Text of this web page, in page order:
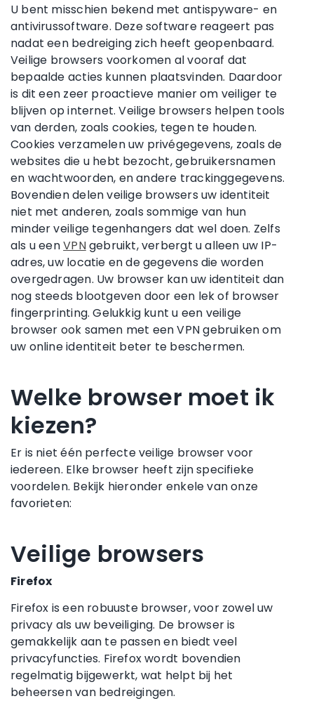
U bent misschien bekend met antispyware- en
antivirussoftware. Deze software reageert pas
nadat een bedreiging zich heeft geopenbaard.
Veilige browsers voorkomen al vooraf dat
bepaalde acties kunnen plaatsvinden. Daardoor
is dit een zeer proactieve manier om veiliger te
blijven op internet. Veilige browsers helpen tools
van derden, zoals cookies, tegen te houden.
Cookies verzamelen uw privégegevens, zoals de
websites die u hebt bezocht, gebruikersnamen
en wachtwoorden, en andere trackinggegevens.
Bovendien delen veilige browsers uw identiteit
niet met anderen, zoals sommige van hun
minder veilige tegenhangers dat wel doen. Zelfs
als u eenVPNgebruikt, verbergt u alleen uw IP-
adres, uw locatie en de gegevens die worden
overgedragen. Uw browser kan uw identiteit dan
nog steeds blootgeven door een lek of browser
fingerprinting. Gelukkig kunt u een veilige
browser ook samen met een VPN gebruiken om
uw online identiteit beter te beschermen.
Welke browser moet ik
kiezen?
Er is niet één perfecte veilige browser voor
iedereen. Elke browser heeft zijn specifieke
voordelen. Bekijk hieronder enkele van onze
favorieten:
Veilige browsers
Firefox
Firefox is een robuuste browser, voor zowel uw
privacy als uw beveiliging. De browser is
gemakkelijk aan te passen en biedt veel
privacyfuncties. Firefox wordt bovendien
regelmatig bijgewerkt, wat helpt bij het
beheersen van bedreigingen.